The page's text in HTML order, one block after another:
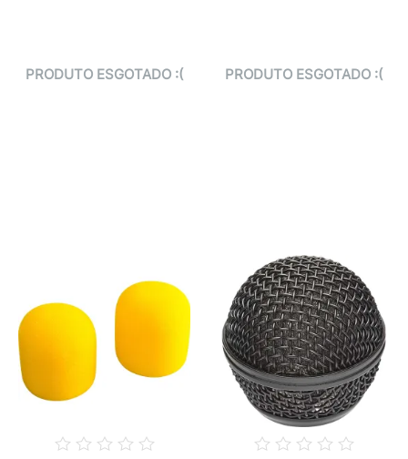
PRODUTO ESGOTADO :( PRODUTO ESGOTADO :(